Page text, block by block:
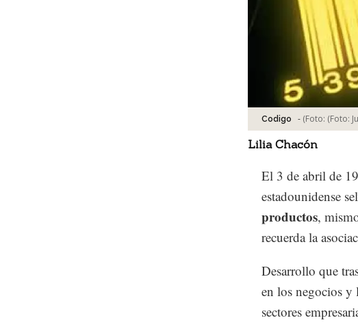
Codigo - (Foto: (Foto:
Lilia Chacón
El 3 de abril de
estadounidense
productos,
recuerda la
Desarrollo que
en los negocios y
sectores